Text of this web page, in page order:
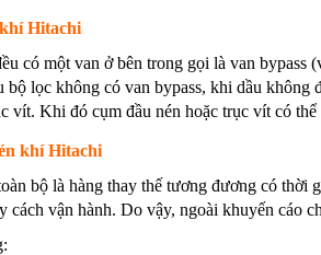
Hitachi
có một van ở bên trong gọi là van bypass
bộ lọc không có van bypass, khi dầu
vít. Khi đó cụm đầu nén hoặc trục vít có
khí Hitachi
bộ là hàng thay thế tương đương có
cách vận hành. Do vậy, ngoài khuyến cáo